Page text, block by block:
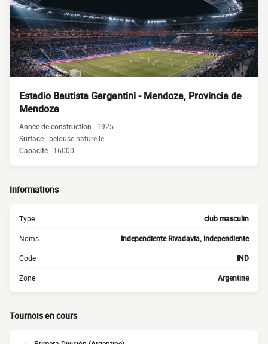
Estadio Bautista Gargantini - Mendoza, Provincia de
Mendoza
Année de construction : 1925
Surface :pelouse naturelle
Capacité : 16000
Informations
Type club masculin
Noms Independiente Rivadavia, Independiente
Code IND
Zone Argentine
Tournois en cours